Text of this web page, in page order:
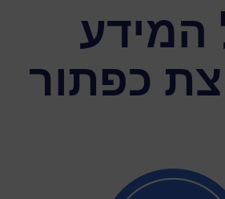
המידע
כפתור